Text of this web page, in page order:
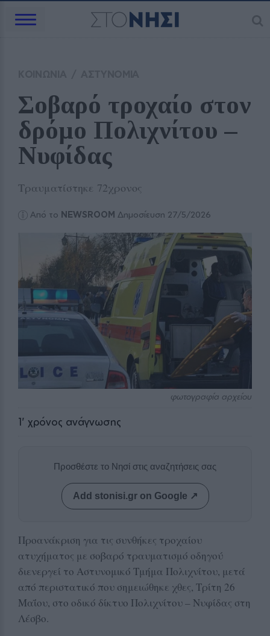
Σοβαρό τροχαίο στον
δρόμο Πολιχνίτου –
Νυφίδας
Τραυματίστηκε 72χρονος
Από το NEWSROOM Δημοσίευση 27/5/2026
φωτογραφία αρχείου
1' χρόνος ανάγνωσης
Προσθέστε το Νησί στις αναζητήσεις σας
Add stonisi.gr on Google ↗
Προανάκριση για τις συνθήκες τροχαίου
ατυχήματος με σοβαρό τραυματισμό οδηγού
διενεργεί το Αστυνομικό Τμήμα Πολιχνίτου, μετά
από περιστατικό που σημειώθηκε χθες, Τρίτη 26
Μαΐου, στο οδικό δίκτυο Πολιχνίτου – Νυφίδας στη
Λέσβο.